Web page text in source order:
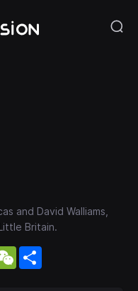
and David Walliams,
Britain.
WeChat